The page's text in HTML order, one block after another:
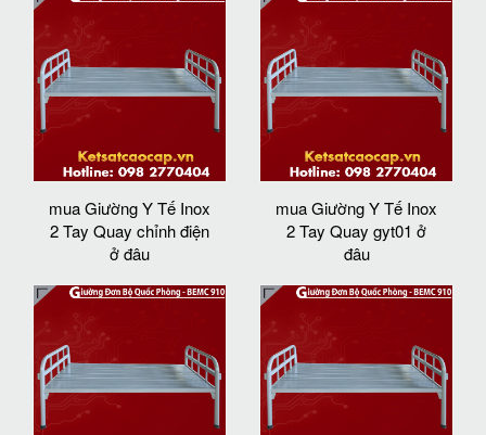
mua Giường Y Tế Inox
2 Tay Quay chỉnh điện
ở đâu
mua Giường Y Tế Inox
2 Tay Quay gyt01 ở
đâu